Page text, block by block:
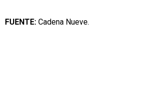
FUENTE: Cadena Nueve.